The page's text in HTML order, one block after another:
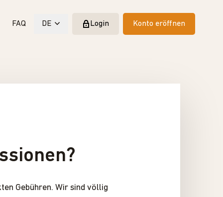
FAQ DE Login Konto eröffnen
Gebühren. Wir sind völlig